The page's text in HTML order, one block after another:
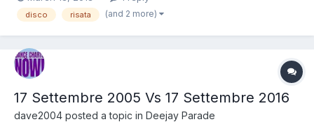
qualcosa di simile (anche TECHNO PROGRESSIVE può essere). In
questo disco non c'erano parole, nè melodie ma soltanto la
disco risata (and 2 more)
17 Settembre 2005 Vs 17 Settembre 2016
dave2004 posted a topic in Deejay Parade